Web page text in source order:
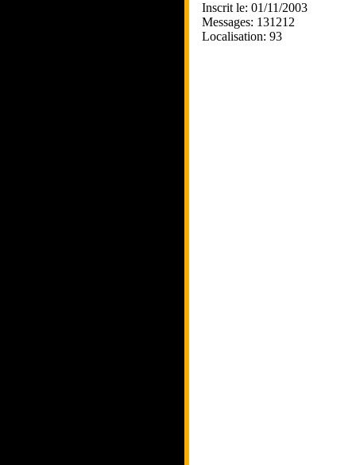
Inscrit le: 01/11/2003
Messages: 131212
Localisation: 93